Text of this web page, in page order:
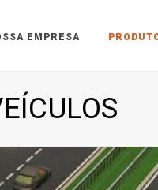
EMPRESA